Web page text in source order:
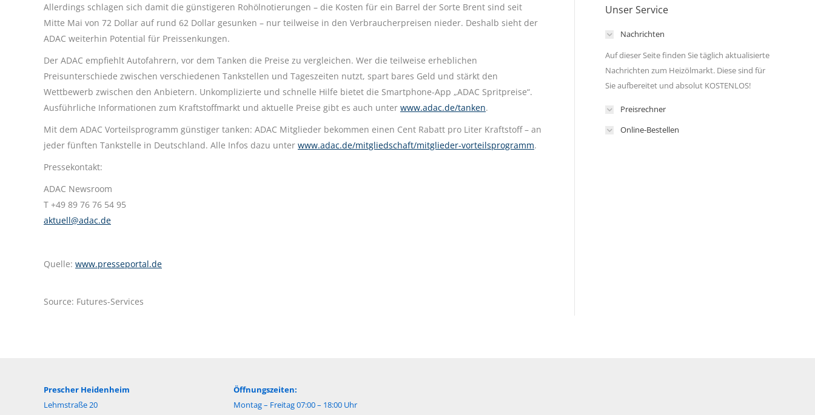
Allerdings schlagen sich damit die günstigeren Rohölnotierungen – die Kosten für ein Barrel der Sorte Brent sind seit
Mitte Mai von 72 Dollar auf rund 62 Dollar gesunken – nur teilweise in den Verbraucherpreisen nieder. Deshalb sieht der
ADAC weiterhin Potential für Preissenkungen.
Der ADAC empfiehlt Autofahrern, vor dem Tanken die Preise zu vergleichen. Wer die teilweise erheblichen
Preisunterschiede zwischen verschiedenen Tankstellen und Tageszeiten nutzt, spart bares Geld und stärkt den
Wettbewerb zwischen den Anbietern. Unkomplizierte und schnelle Hilfe bietet die Smartphone-App „ADAC Spritpreise“.
Ausführliche Informationen zum Kraftstoffmarkt und aktuelle Preise gibt es auch unter www.adac.de/tanken.
Mit dem ADAC Vorteilsprogramm günstiger tanken: ADAC Mitglieder bekommen einen Cent Rabatt pro Liter Kraftstoff – an
jeder fünften Tankstelle in Deutschland. Alle Infos dazu unter www.adac.de/mitgliedschaft/mitglieder-vorteilsprogramm.
Pressekontakt:
ADAC Newsroom
T +49 89 76 76 54 95
aktuell@adac.de
Quelle: www.presseportal.de
Source: Futures-Services
Unser Service
Nachrichten
Auf dieser Seite finden Sie täglich aktualisierte
Nachrichten zum Heizölmarkt. Diese sind für
Sie aufbereitet und absolut KOSTENLOS!
Preisrechner
Online-Bestellen
Prescher Heidenheim
Lehmstraße 20
Öffnungszeiten:
Montag – Freitag 07:00 – 18:00 Uhr